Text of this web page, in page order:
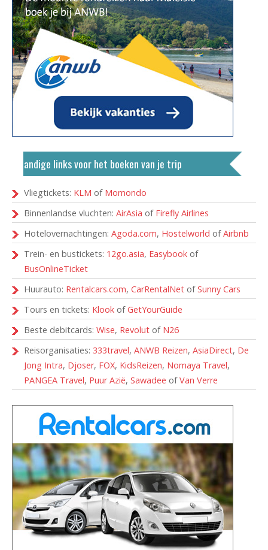
Handige links voor het boeken van je trip
Vliegtickets: KLM of Momondo
Binnenlandse vluchten: AirAsia of Firefly Airlines
Hotelovernachtingen: Agoda.com, Hostelworld ofAirbnb
Trein- en bustickets: 12go.asia, Easybook of
BusOnlineTicket
Huurauto: Rentalcars.com, CarRentalNet ofSunny Cars
Tours en tickets: Klook ofGetYourGuide
Beste debitcards: Wise, Revolut of N26
Reisorganisaties: 333travel, ANWB Reizen, AsiaDirect, De
Jong Intra, Djoser, FOX, KidsReizen, Nomaya Travel,
PANGEA Travel, Puur Azië, Sawadee ofVan Verre